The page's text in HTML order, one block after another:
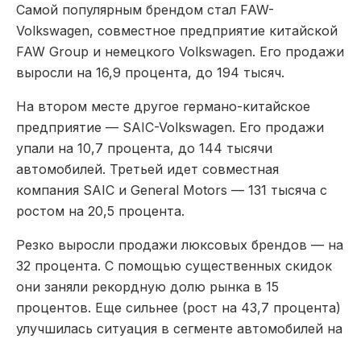
Самой популярным брендом стал FAW-
Volkswagen, совместное предприятие китайской
FAW Group и немецкого Volkswagen. Его продажи
выросли на 16,9 процента, до 194 тысяч.
На втором месте другое германо-китайское
предприятие — SAIC-Volkswagen. Его продажи
упали на 10,7 процента, до 144 тысячи
автомобилей. Третьей идет совместная
компания SAIC и General Motors — 131 тысяча с
ростом на 20,5 процента.
Резко выросли продажи люксовых брендов — на
32 процента. С помощью существенных скидок
они заняли рекордную долю рынка в 15
процентов. Еще сильнее (рост на 43,7 процента)
улучшилась ситуация в сегменте автомобилей на